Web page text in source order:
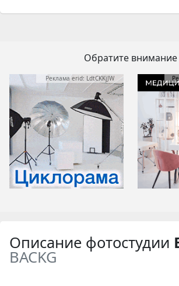
Обратите внимание
Реклама erid: LdtCKKjJW
Описание фотостудии
BACKG